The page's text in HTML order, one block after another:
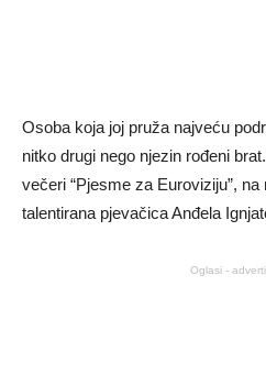
Osoba koja joj pruža najveću
nitko drugi nego njezin rođeni
večeri “Pjesme za Euroviziju”,
talentirana pjevačica Anđela
Oglasi -